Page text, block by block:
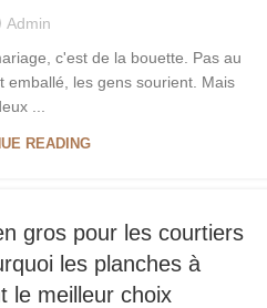
Admin
c'est de la bouette. Pas au
les gens sourient. Mais
...
READING
gros pour les courtiers
les planches à
le meilleur choix